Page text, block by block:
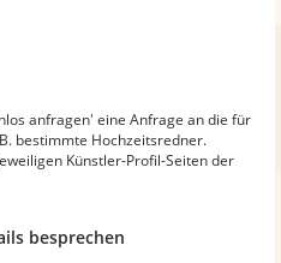
anfragen' eine Anfrage an die für
bestimmte Hochzeitsredner.
Künstler-Profil-Seiten der
besprechen